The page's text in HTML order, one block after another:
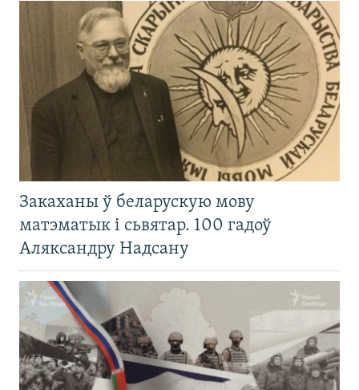
Закаханы ў беларускую мову
матэматык і сьвятар. 100 гадоў
Аляксандру Надсану